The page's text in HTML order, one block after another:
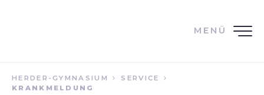
MENÜ
HERDER-GYMNASIUM
SERVICE
KRANKMELDUNG